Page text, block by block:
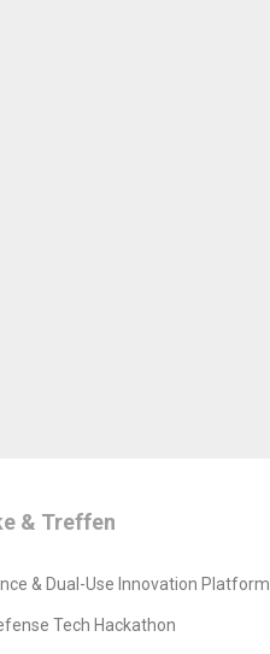
& Treffen
& Dual-Use Innovation Platform
Tech Hackathon